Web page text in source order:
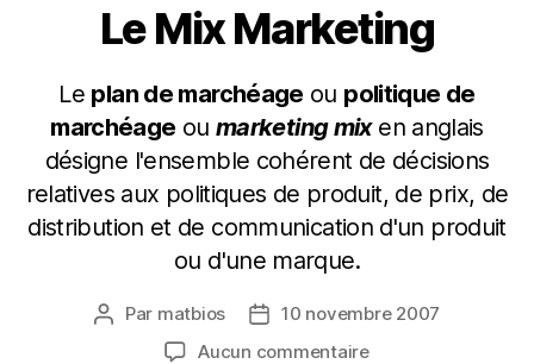
Le Mix Marketing
Le plan de marchéage ou politique de
marchéage ou marketing mixen anglais
désigne l'ensemble cohérent de décisions
relatives aux politiques de produit, de prix, de
distribution et de communication d'un produit
ou d'une marque.
Auteur
Par matbios
Date10 novembre 2007
Aucun commentairesur